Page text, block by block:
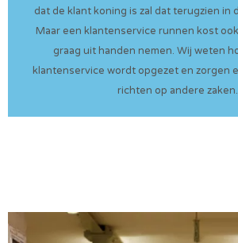
dat de klant koning is zal dat terugzien in
Maar een klantenservice runnen kost
graag uit handen nemen. Wij weten
klantenservice wordt opgezet en zorgen
richten op andere zaken.